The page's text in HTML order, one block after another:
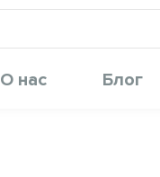
О нас Блог